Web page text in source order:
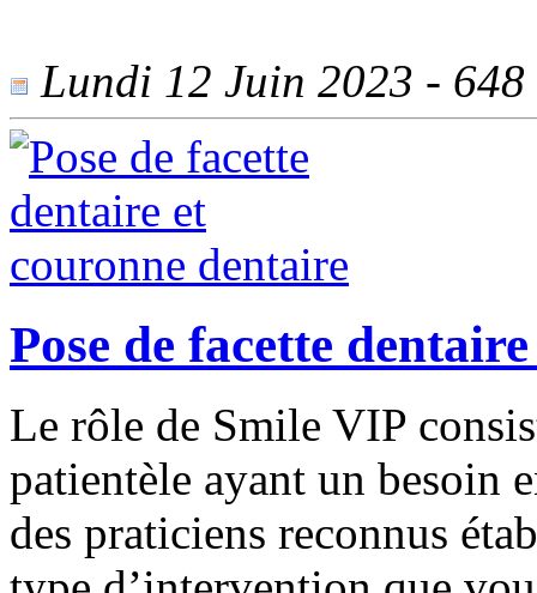
Lundi 12 Juin 2023 - 648
Pose de facette
Le rôle de Smile VIP
patientèle ayant un besoin
des praticiens reconnus